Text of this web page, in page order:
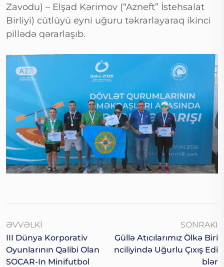
Zavodu) – Elşad Kərimov (“Azneft” İstehsalat
Birliyi) cütlüyü eyni uğuru təkrarlayaraq ikinci
pillədə qərarlaşıb.
ƏVVƏLKI
III Dünya Korporativ
Oyunlarının Qalibi Olan
SOCAR-In Minifutbol
SONRAKI
Güllə Atıcılarımız Ölkə Biri
Nciliyində Uğurlu Çıxış Edi
Blər